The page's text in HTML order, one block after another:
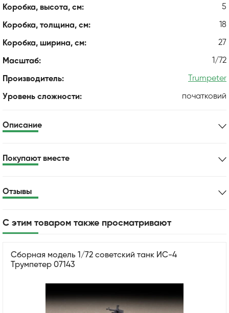
Коробка, высота, см: 5
Коробка, толщина, см: 18
Коробка, ширина, см: 27
Масштаб: 1/72
Производитель: Trumpeter
Уровень сложности: початковий
Описание
Покупают вместе
Отзывы
С этим товаром также просматривают
Сборная модель 1/72 советский танк ИС-4
Трумпетер 07143